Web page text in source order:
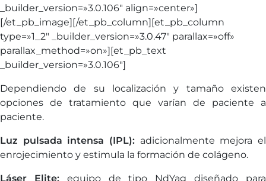
_builder_version=»3.0.106″ align=»center»]
[/et_pb_image][/et_pb_column][et_pb_column
type=»1_2″ _builder_version=»3.0.47″ parallax=»off»
parallax_method=»on»][et_pb_text
_builder_version=»3.0.106″]
Dependiendo de su localización y tamaño existen
opciones de tratamiento que varían de paciente a
paciente.
Luz pulsada intensa (IPL): adicionalmente mejora el
enrojecimiento y estimula la formación de colágeno.
Láser Elite:equipo de tipo NdYag diseñado para